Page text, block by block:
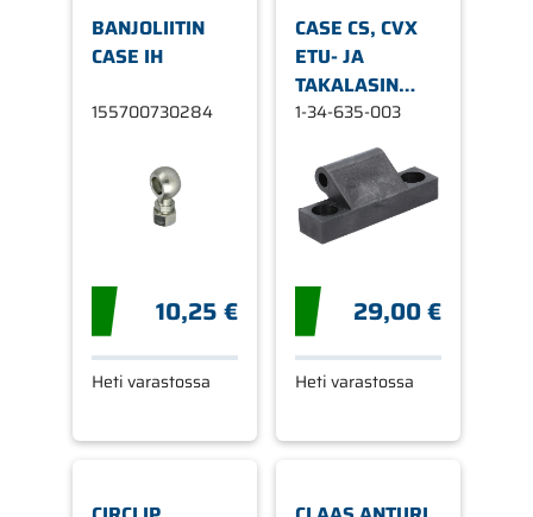
BANJOLIITIN
CASE IH
155700730284
10,25 €
Heti varastossa
CASE CS, CVX
ETU- JA
TAKALASIN
SARANA
1-34-635-003
29,00 €
Heti varastossa